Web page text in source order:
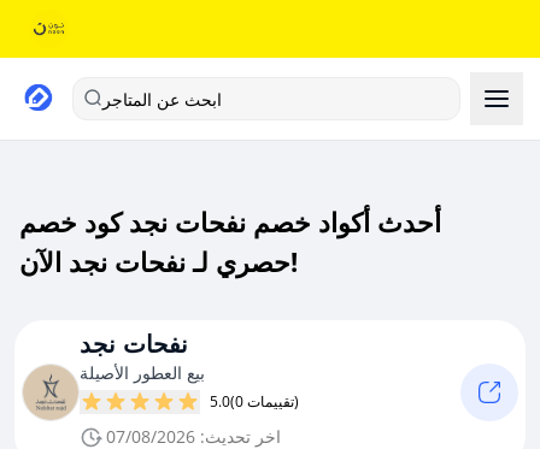
ابحث عن المتاجر
أحدث أكواد خصم نفحات نجد كود خصم
حصري لـ نفحات نجد الآن!
نفحات نجد
بيع العطور الأصيلة
5.0 (0 تقييمات)
اخر تحديث: 07/08/2026